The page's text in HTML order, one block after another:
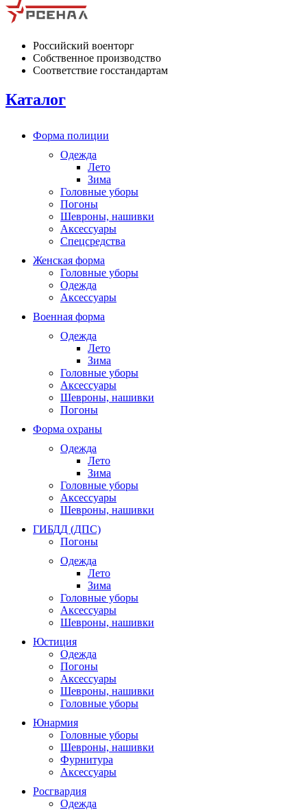
Российский военторг
Собственное производство
Соответствие госстандартам
Каталог
Форма полиции
Одежда
Лето
Зима
Головные уборы
Погоны
Шевроны, нашивки
Аксессуары
Спецсредства
Женская форма
Головные уборы
Одежда
Аксессуары
Военная форма
Одежда
Лето
Зима
Головные уборы
Аксессуары
Шевроны, нашивки
Погоны
Форма охраны
Одежда
Лето
Зима
Головные уборы
Аксессуары
Шевроны, нашивки
ГИБДД (ДПС)
Погоны
Одежда
Лето
Зима
Головные уборы
Аксессуары
Шевроны, нашивки
Юстиция
Одежда
Погоны
Аксессуары
Шевроны, нашивки
Головные уборы
Юнармия
Головные уборы
Шевроны, нашивки
Фурнитура
Аксессуары
Росгвардия
Одежда